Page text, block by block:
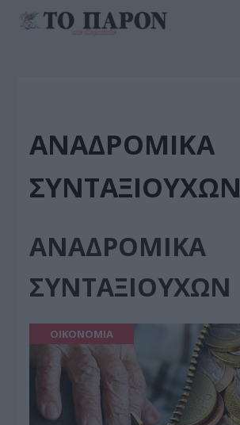
ΑΝΑΔΡΟΜΙΚΑ
ΣΥΝΤΑΞΙΟΥΧΩΝ
ΑΝΑΔΡΟΜΙΚΑ
ΣΥΝΤΑΞΙΟΥΧΩΝ
ΟΙΚΟΝΟΜΙΑ